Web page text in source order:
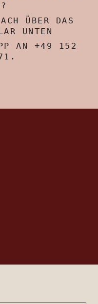
ÜBER DAS
UNTEN
AN +49 152